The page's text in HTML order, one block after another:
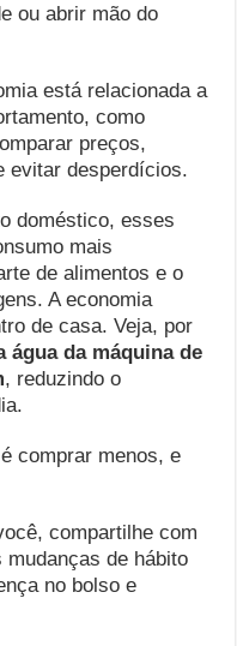
ou abrir mão do
está relacionada a
como
preços,
evitar desperdícios.
doméstico, esses
mais
de alimentos e o
A economia
de casa. Veja, por
água da máquina de
, reduzindo o
comprar menos, e
compartilhe com
de hábito
no bolso e